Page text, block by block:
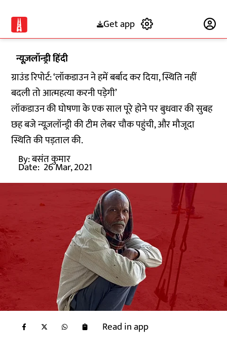
Get app
न्यूज़लॉन्ड्री हिंदी
ग्राउंड रिपोर्ट: ‘लॉकडाउन ने हमें बर्बाद कर दिया, स्थिति नहीं
बदली तो आत्महत्या करनी पड़ेगी’
लॉकडाउन की घोषणा के एक साल पूरे होने पर बुधवार की सुबह
छह बजे न्यूज़लॉन्ड्री की टीम लेबर चौक पहुंची, और मौजूदा
स्थिति की पड़ताल की.
By:बसंत कुमार
Date: 26 Mar, 2021
Read in app